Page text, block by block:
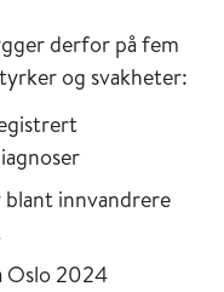
derfor på fem
og svakheter:
blant innvandrere
Oslo 2024